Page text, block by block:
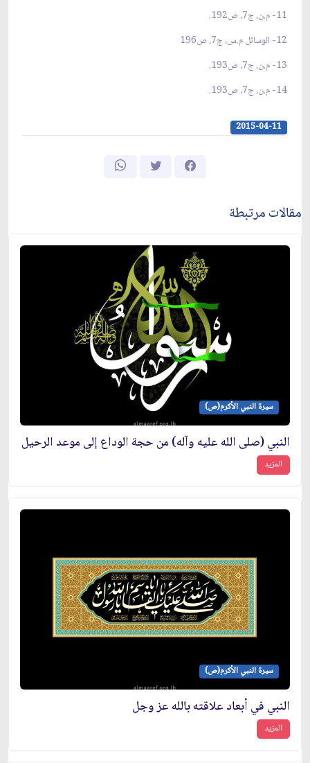
11- م.ن، ج7، ص192.
12- الوسائل م.س، ج7، ص196
13- م.ن، ج7، ص193.
14- م.ن، ج7، ص193.
2015-04-11
مقالات مرتبطة
سيرة النبي الأكرم(ص)
النبي (صلى الله عليه وآله) من حجة الوداع إلى موعد الرحيل
المزيد
سيرة النبي الأكرم(ص)
النبي في أبعاد علاقته بالله عز وجل
المزيد